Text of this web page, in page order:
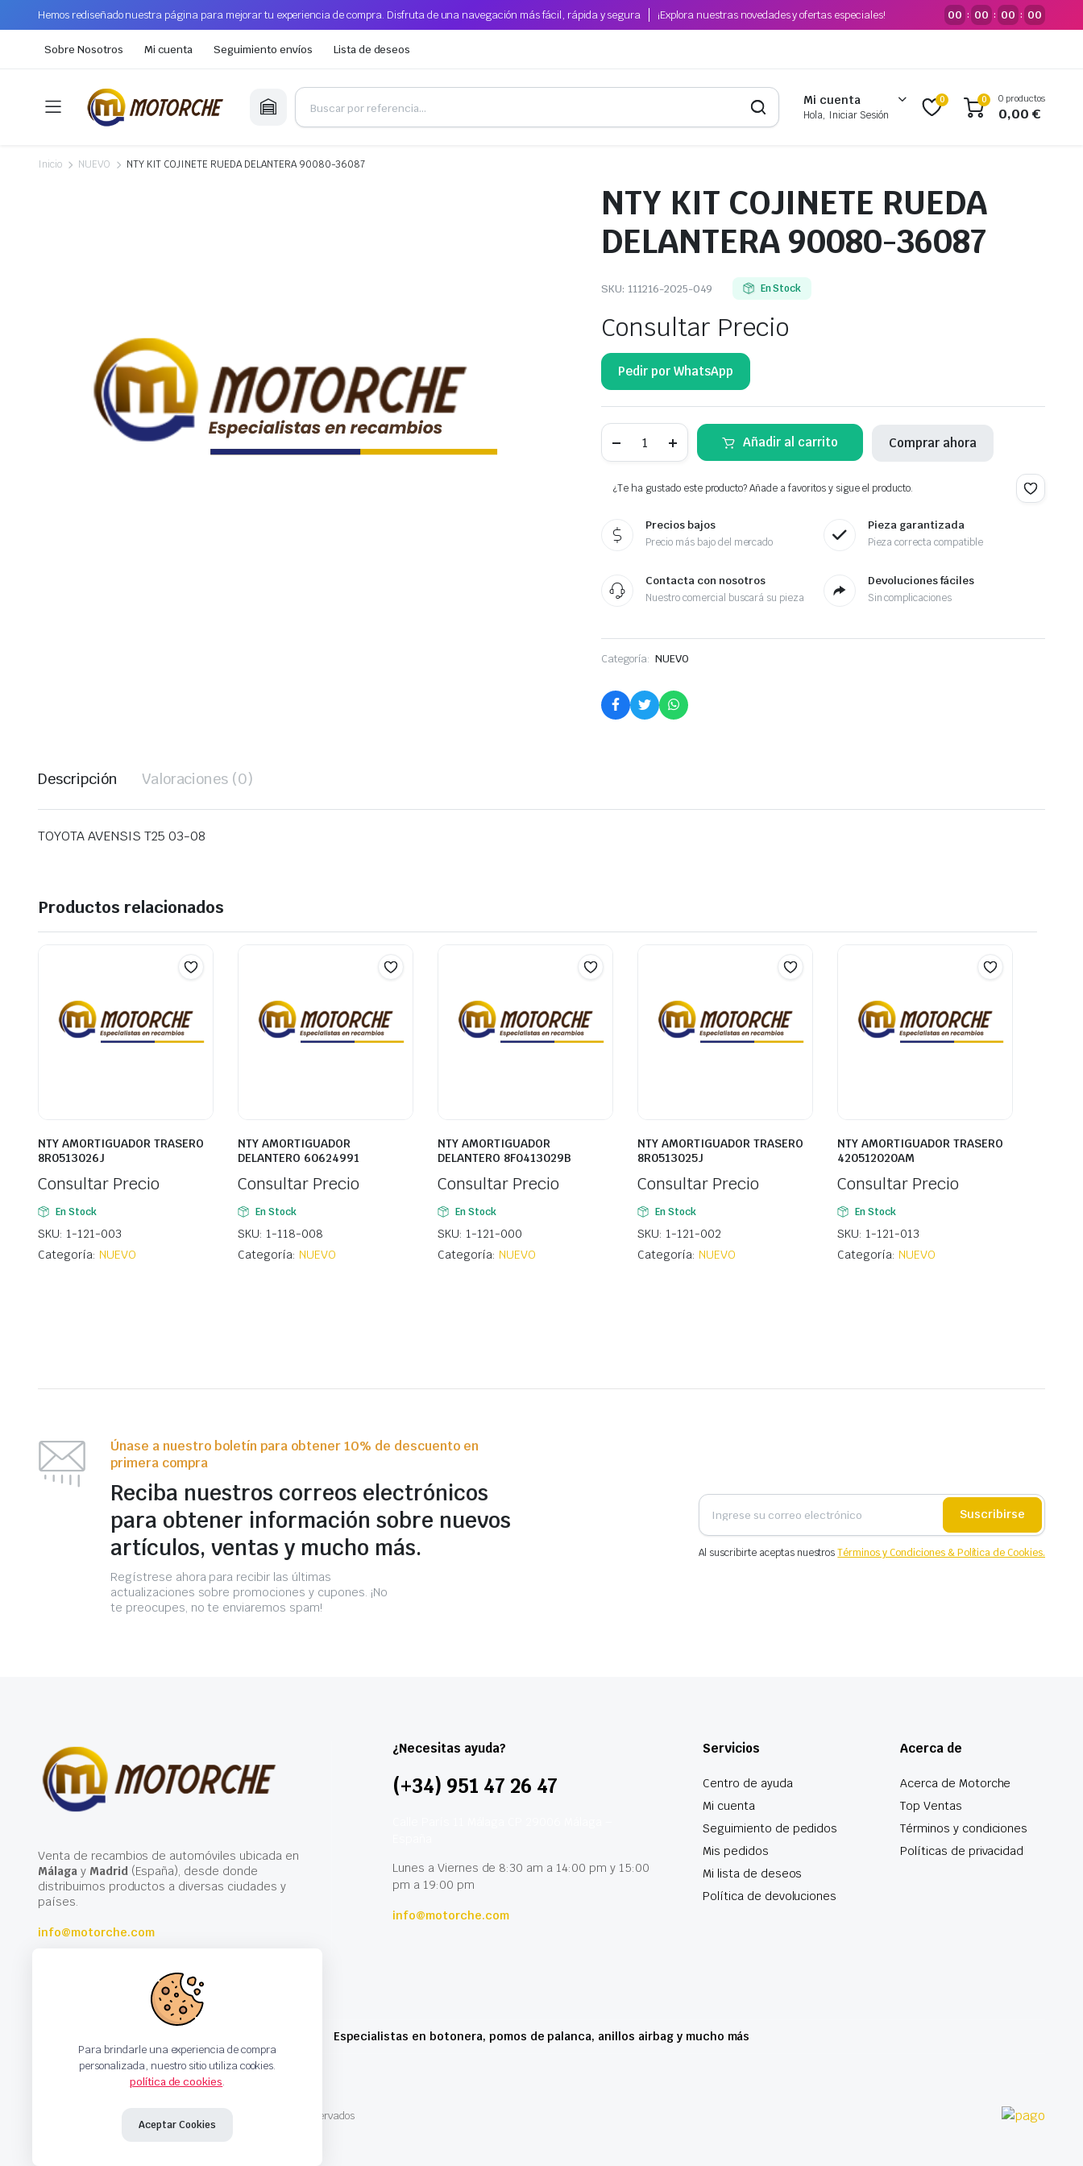
Hemos rediseñado nuestra página para mejorar tu experiencia de compra. Disfruta de una navegación más fácil, rápida y segura ¡Explora nuestras novedades y ofertas especiales! 00 : 00 : 00 : 00
Sobre Nosotros Mi cuenta Seguimiento envíos Lista de deseos
Mi cuenta
Hola, Iniciar Sesión
0 0 0 productos
0,00€
Inicio NUEVO NTY KIT COJINETE RUEDA DELANTERA 90080-36087
NTY KIT COJINETE RUEDA
DELANTERA 90080-36087
SKU: 111216-2025-049 En Stock
Consultar Precio
Pedir por WhatsApp
KIT
DELANTERA
90080-
cantidad
Añadir al carrito Comprar ahora
¿Te ha gustado este producto? Añade a favoritos y sigue el producto.
Precios bajos
Precio más bajo del mercado
Pieza garantizada
Pieza correcta compatible
Contacta con nosotros
Nuestro comercial buscará su pieza
Devoluciones fáciles
Sin complicaciones
Categoría: NUEVO
Descripción Valoraciones (0)
TOYOTA AVENSIS T25 03-08
Productos relacionados
NTY AMORTIGUADOR TRASERO
8R0513026J
Consultar Precio
En Stock
SKU: 1-121-003
Categoría: NUEVO
NTY AMORTIGUADOR
DELANTERO 60624991
Consultar Precio
En Stock
SKU: 1-118-008
Categoría: NUEVO
NTY AMORTIGUADOR
DELANTERO 8F0413029B
Consultar Precio
En Stock
SKU: 1-121-000
Categoría: NUEVO
NTY AMORTIGUADOR TRASERO
8R0513025J
Consultar Precio
En Stock
SKU: 1-121-002
Categoría: NUEVO
NTY AMORTIGUADOR TRASERO
420512020AM
Consultar Precio
En Stock
SKU: 1-121-013
Categoría: NUEVO
Únase a nuestro boletín para obtener 10% de descuento en
primera compra
Reciba nuestros correos electrónicos
para obtener información sobre nuevos
artículos, ventas y mucho más.
Regístrese ahora para recibir las últimas
actualizaciones sobre promociones y cupones. ¡No
te preocupes, no te enviaremos spam!
Suscribirse
Al suscribirte aceptas nuestrosTérminos y Condiciones & Política de Cookies.
Venta de recambios de automóviles ubicada en
Málagay Madrid(España), desde donde
distribuimos productos a diversas ciudades y
países.
info@motorche.com
¿Necesitas ayuda?
(+34) 951 47 26 47
Lunes a Viernes de 8:30 am a 14:00 pm y 15:00
pm a 19:00 pm
info@motorche.com
Servicios
Centro de ayuda
Mi cuenta
Seguimiento de pedidos
Mis pedidos
Mi lista de deseos
Política de devoluciones
Acerca de
Acerca de Motorche
Top Ventas
Términos y condiciones
Políticas de privacidad
Especialistas en botonera, pomos de palanca, anillos airbag y mucho más
Copyright 2024 © Motorche Autoparts. Todos los derechos reservados
Para brindarle una experiencia de compra
personalizada, nuestro sitio utiliza cookies.
política de cookies.
Aceptar Cookies